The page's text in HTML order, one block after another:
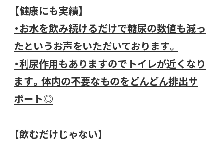
【健康にも実績】
・お水を飲み続けるだけで糖尿の数値も減っ
たというお声をいただいております。
・利尿作用もありますのでトイレが近くなり
ます。体内の不要なものをどんどん排出サ
ポート◎
【飲むだけじゃない】